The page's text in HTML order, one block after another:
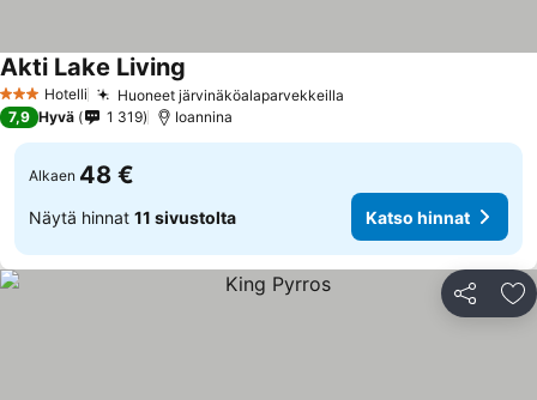
3 Tähtiluokitus
Hotelli Huoneet järvinäköalaparvekkeilla
Akti Lake Living
7,9 Hyvä 1 319 Ioannina
Alkaen 48 €
Näytä hinnat 11 sivustolta Katso hinnat
Jaa